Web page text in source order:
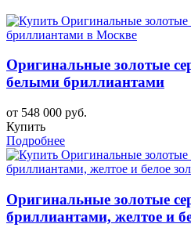
Оригинальные золотые
белыми бриллиантами
от 548 000 руб.
Купить
Подробнее
Оригинальные золотые
бриллиантами, желтое и